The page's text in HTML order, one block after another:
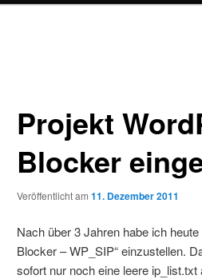
Projekt
Blocker
Veröffentlicht am 11. Dezember 2011
Nach über 3 Jahren habe ich
Blocker – WP_SIP“ einzustellen.
sofort nur noch eine leere